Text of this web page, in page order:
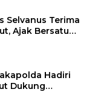
Selvanus Terima
Ajak Bersatu
Hadiri
Dukung